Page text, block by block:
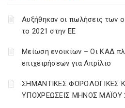
Αυξήθηκαν οι πωλήσεις των
το 2021 στην ΕΕ
Μείωση ενοικίων – Οι ΚΑΔ
επιχειρήσεων για Απρίλιο
ΣΗΜΑΝΤΙΚΕΣ ΦΟΡΟΛΟΓΙΚΕΣ
ΥΠΟΧΡΕΩΣΕΙΣ ΜΗΝΟΣ ΜΑΪΟΥ